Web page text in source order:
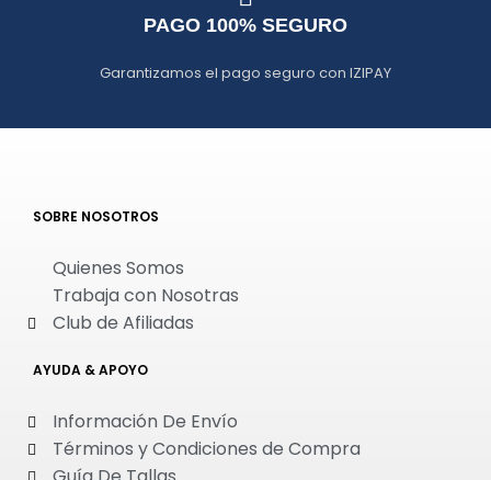
PAGO 100% SEGURO
Garantizamos el pago seguro con IZIPAY
SOBRE NOSOTROS
Quienes Somos
Trabaja con Nosotras
Club de Afiliadas
AYUDA & APOYO
Información De Envío
Términos y Condiciones de Compra